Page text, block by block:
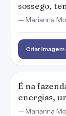
sossego,
— Marianna
Criar imagem
É na
energias,
— Marianna